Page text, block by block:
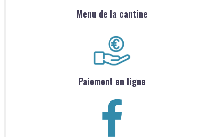
Menu de la cantine
Paiement en ligne